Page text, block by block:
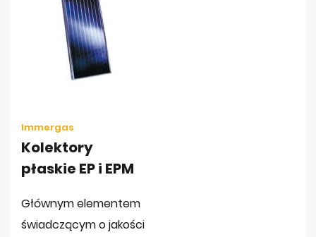
Immergas
Kolektory
płaskie EP i EPM
Głównym elementem
świadczącym o jakości